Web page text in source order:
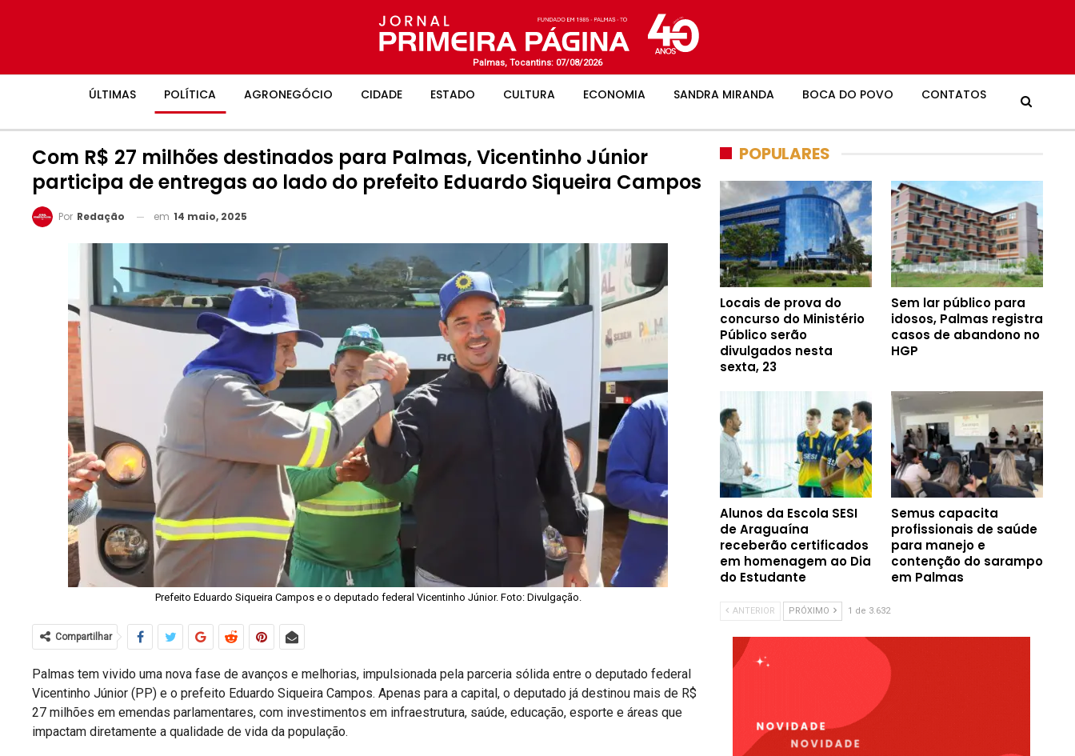
Palmas, Tocantins: 07/08/2026
ÚLTIMAS POLÍTICA AGRONEGÓCIO CIDADE ESTADO CULTURA ECONOMIA SANDRA MIRANDA BOCA DO POVO CONTATOS
Com R$ 27 milhões destinados para Palmas, Vicentinho Júnior
participa de entregas ao lado do prefeito Eduardo Siqueira Campos
Por Redação em 14 maio, 2025
Prefeito Eduardo Siqueira Campos e o deputado federal Vicentinho Júnior. Foto: Divulgação.
Compartilhar
Palmas tem vivido uma nova fase de avanços e melhorias, impulsionada pela parceria sólida entre o deputado federal
Vicentinho Júnior (PP) e o prefeito Eduardo Siqueira Campos. Apenas para a capital, o deputado já destinou mais de R$
27 milhões em emendas parlamentares, com investimentos em infraestrutura, saúde, educação, esporte e áreas que
impactam diretamente a qualidade de vida da população.
POPULARES
Locais de prova do
concurso do Ministério
Público serão
divulgados nesta
sexta, 23
Sem lar público para
idosos, Palmas registra
casos de abandono no
HGP
Alunos da Escola SESI
de Araguaína
receberão certificados
em homenagem ao Dia
do Estudante
Semus capacita
profissionais de saúde
para manejo e
contenção do sarampo
em Palmas
ANTERIOR PRÓXIMO 1 de 3.632